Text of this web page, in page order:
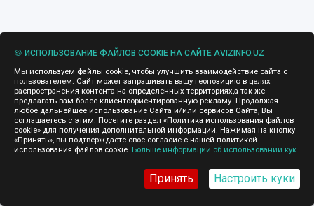
🍪 ИСПОЛЬЗОВАНИЕ ФАЙЛОВ COOKIE НА САЙТЕ AVIZINFO.UZ
Мы используем файлы cookie, чтобы улучшить взаимодействие сайта с
пользователем. Сайт может запрашивать вашу геопозицию в целях
распространения контента на определенных территориях,а так же
предлагать вам более клиентоориентированную рекламу. Продолжая
любое дальнейшее использование Сайта и/или сервисов Сайта, Вы
соглашаетесь с этим. Посетите раздел «Политика использования файлов
cookie» для получения дополнительной информации. Нажимая на кнопку
«Принять», вы подтверждаете свое согласие с нашей политикой
использования файлов cookie. Больше информации об использовании кук
Принять Настроить куки